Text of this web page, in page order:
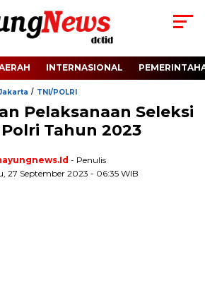
INTERNASIONAL
/ TNI/POLRI
Pelaksanaan Seleksi
Polri Tahun 2023
- Penulis
27 September 2023 - 06:35 WIB